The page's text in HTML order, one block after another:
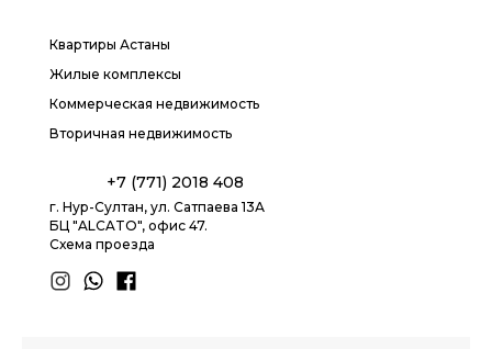
Квартиры Астаны
Жилые комплексы
Коммерческая недвижимость
Вторичная недвижимость
+7 (771) 2018 408
г. Нур-Султан, ул. Сатпаева 13А
БЦ "ALCATO", офис 47.
Схема проезда